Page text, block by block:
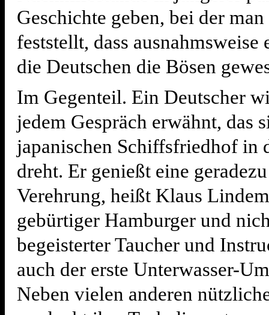
Geschichte geben, bei der
feststellt, dass
die Deutschen die Bösen
Im Gegenteil. Ein Deutscher
jedem Gespräch erwähnt, das
japanischen Schiffsfriedhof in
dreht. Er genießt eine
Verehrung, heißt Klaus
gebürtiger Hamburger und
begeisterter Taucher und
auch der erste Unterwasser-
Neben vielen anderen